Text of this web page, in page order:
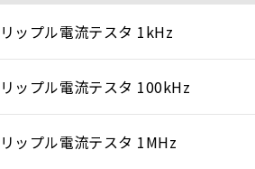
リップル電流テスタ 1kHz
リップル電流テスタ 100kHz
リップル電流テスタ 1MHz